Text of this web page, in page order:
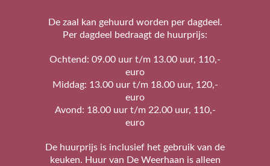
De zaal kan gehuurd worden per dagdeel.
Per dagdeel bedraagt de huurprijs:
Ochtend: 09.00 uur t/m 13.00 uur, 110,-
euro
Middag: 13.00 uur t/m 18.00 uur, 120,-
euro
Avond: 18.00 uur t/m 22.00 uur, 110,-
euro
De huurprijs is inclusief het gebruik van de
keuken. Huur van De Weerhaan is alleen